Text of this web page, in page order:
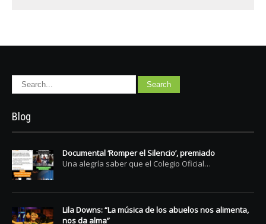
Blog
Documental ‘Romper el Silencio’, premiado
Una alegría saber que el Colegio Oficial…
Lila Downs: “La música de los abuelos nos alimenta,
nos da alma”